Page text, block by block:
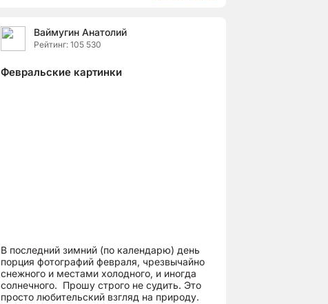
Ваймугин Анатолий
Рейтинг: 105 530
Февральские картинки
В последний зимний (по календарю) день
порция фотографий февраля, чрезвычайно
снежного и местами холодного, и иногда
солнечного. Прошу строго не судить. Это
просто любительский взгляд на природу.